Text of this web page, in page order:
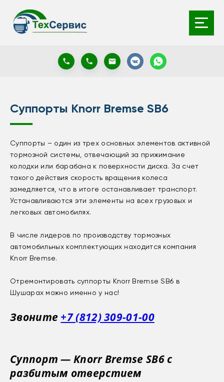
Суппорты Knorr Bremse SB6
Суппорты – один из трех основных элементов активной
тормозной системы, отвечающий за прижимание
колодки или барабана к поверхности диска. За счет
такого действия скорость вращения колеса
замедляется, что в итоге останавливает транспорт.
Устанавливаются эти элементы на всех грузовых и
легковых автомобилях.
В числе лидеров по производству тормозных
автомобильных комплектующих находится компания
Knorr Bremse.
Отремонтировать суппорты Knorr Bremse SB6 в
Шушарах можно именно у нас!
Звоните +7 (812) 309-01-00
Суппорт — Knorr Bremse SB6 с
разбитым отверстием